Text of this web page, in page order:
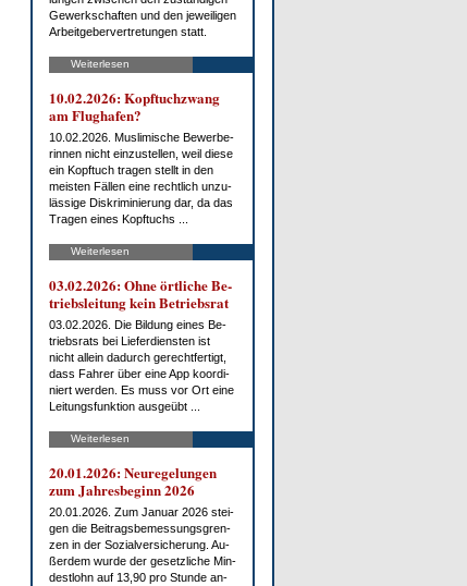
Ge­werk­schaf­ten und den je­wei­li­gen
Ar­beit­ge­ber­ver­tre­tun­gen statt.
Weiterlesen
10.02.2026: Kopf­tuch­zwang
am Flug­ha­fen?
10.02.2026. Mus­li­mi­sche Be­wer­be­
rin­nen nicht ein­zu­stel­len, weil die­se
ein Kopf­tuch tra­gen stellt in den
meis­ten Fäl­len ei­ne recht­lich un­zu­
läs­si­ge Dis­kri­mi­nie­rung dar, da das
Tra­gen ei­nes Kopf­tuchs ...
Weiterlesen
03.02.2026: Oh­ne ört­li­che Be­
triebs­lei­tung kein Be­triebs­rat
03.02.2026. Die Bil­dung ei­nes Be­
triebs­rats bei Lie­fer­diens­ten ist
nicht al­lein da­durch ge­recht­fer­tigt,
dass Fah­rer über ei­ne App ko­or­di­
niert wer­den. Es muss vor Ort ei­ne
Lei­tungs­funk­ti­on aus­ge­übt ...
Weiterlesen
20.01.2026: Neu­re­ge­lun­gen
zum Jah­res­be­ginn 2026
20.01.2026. Zum Ja­nu­ar 2026 stei­
gen die Bei­trags­be­mes­sungs­gren­
zen in der So­zi­al­ver­si­che­rung. Au­
ßer­dem wur­de der ge­setz­li­che Min­
dest­lohn auf 13,90 pro St­un­de an­